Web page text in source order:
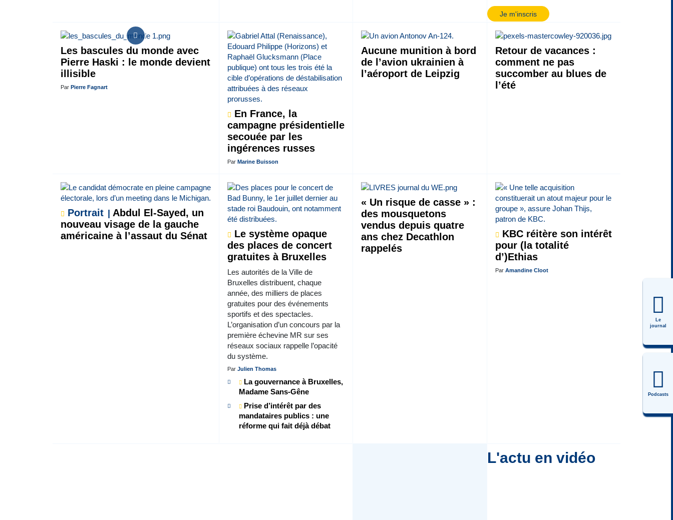
Le
journal
Podcasts
Je m'inscris
Les bascules du monde avec
Pierre Haski : le monde devient
illisible
Par Pierre Fagnart
En France, la
campagne présidentielle
secouée par les
ingérences russes
Par Marine Buisson
Aucune munition à bord
de l’avion ukrainien à
l’aéroport de Leipzig
Retour de vacances :
comment ne pas
succomber au blues de
l’été
Portrait
Abdul El-Sayed, un
nouveau visage de la gauche
américaine à l’assaut du Sénat
Le système opaque
des places de concert
gratuites à Bruxelles
Les autorités de la Ville de
Bruxelles distribuent, chaque
année, des milliers de places
gratuites pour des événements
sportifs et des spectacles.
L’organisation d’un concours par la
première échevine MR sur ses
réseaux sociaux rappelle l’opacité
du système.
Par Julien Thomas
La gouvernance à Bruxelles,
Madame Sans-Gêne
Prise d’intérêt par des
mandataires publics : une
réforme qui fait déjà débat
« Un risque de casse » :
des mousquetons
vendus depuis quatre
ans chez Decathlon
rappelés
KBC réitère son intérêt
pour (la totalité
d’)Ethias
Par Amandine Cloot
L'actu en vidéo